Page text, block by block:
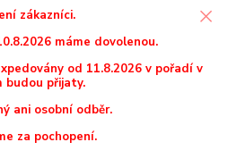
zákazníci.
máme dovolenou.
od 11.8.2026 v pořadí v
budou přijaty.
ani osobní odběr.
za pochopení.